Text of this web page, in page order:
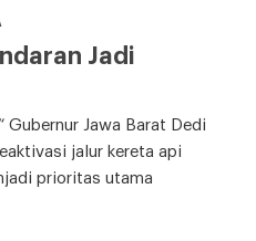
Jadi
Gubernur Jawa Barat Dedi
jalur kereta api
prioritas utama